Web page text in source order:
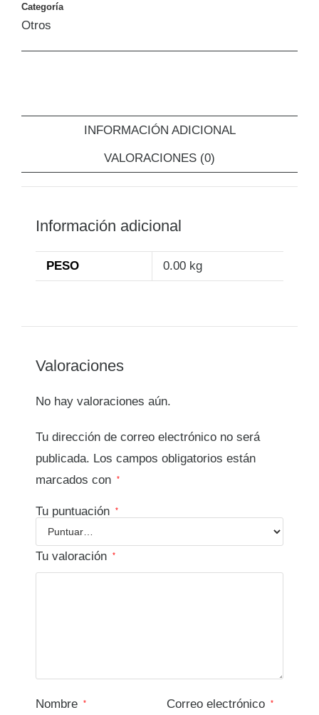
Categoría
Otros
INFORMACIÓN ADICIONAL
VALORACIONES (0)
Información adicional
PESO 0.00 kg
Valoraciones
No hay valoraciones aún.
Tu dirección de correo electrónico no será
publicada. Los campos obligatorios están
marcados con
*
Tu puntuación *
Tu valoración *
Nombre * Correo electrónico *